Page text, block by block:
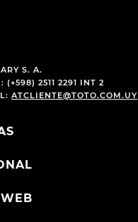
S. A.
(+598) 2511 2291 INT 2
ATCLIENTE@TOTO.COM.UY